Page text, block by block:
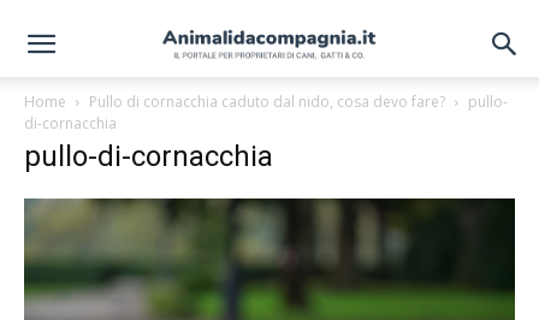
Home Pullo di cornacchia caduto dal nido, cosa devo fare?
pullo-
di-cornacchia
pullo-di-cornacchia